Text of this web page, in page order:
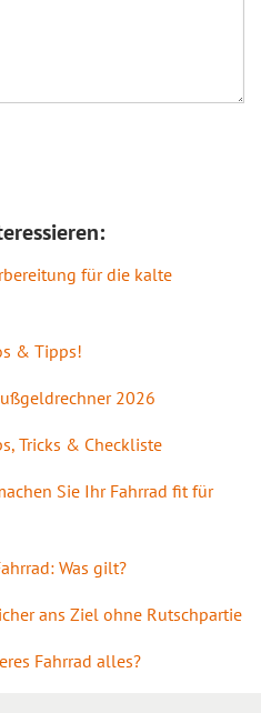
für die kalte
& Tipps!
2026
Tricks & Checkliste
Sie Ihr Fahrrad fit für
Was gilt?
ans Ziel ohne Rutschpartie
Fahrrad alles?